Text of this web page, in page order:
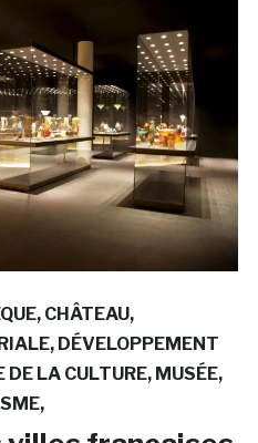
CHÂTEAU
DÉVELOPPEMENT
DE LA CULTURE MUSÉE